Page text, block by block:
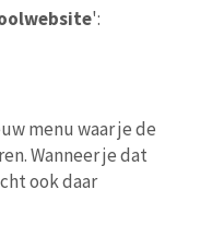
':
menu waar je de
Wanneer je dat
ook daar